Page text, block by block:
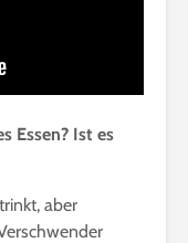
Essen? Ist es
aber